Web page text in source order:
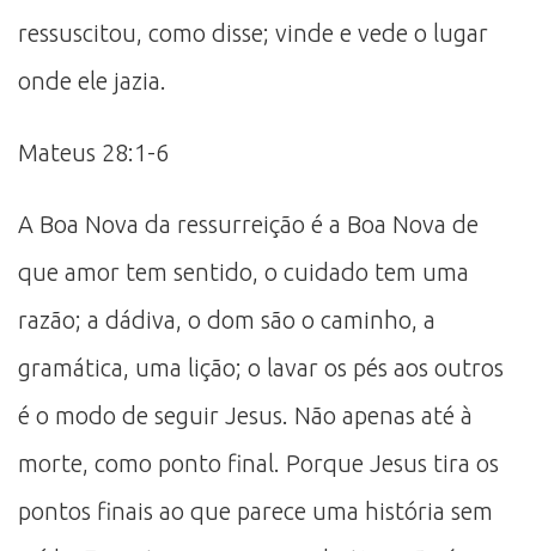
ressuscitou, como disse; vinde e vede o lugar
onde ele jazia.
Mateus 28:1-6
A Boa Nova da ressurreição é a Boa Nova de
que amor tem sentido, o cuidado tem uma
razão; a dádiva, o dom são o caminho, a
gramática, uma lição; o lavar os pés aos outros
é o modo de seguir Jesus. Não apenas até à
morte, como ponto final. Porque Jesus tira os
pontos finais ao que parece uma história sem